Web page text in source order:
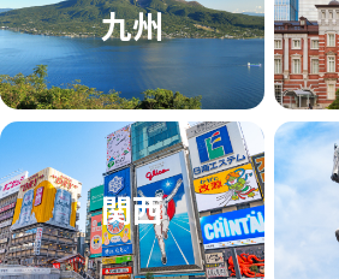
九州
関西